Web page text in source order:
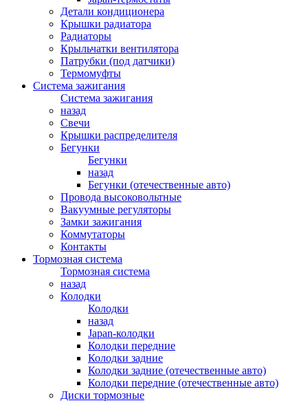
Детали кондиционера
Крышки радиатора
Радиаторы
Крыльчатки вентилятора
Патрубки (под датчики)
Термомуфты
Система зажигания
Система зажигания
назад
Свечи
Крышки распределителя
Бегунки
Бегунки
назад
Бегунки (отечественные авто)
Провода высоковольтные
Вакуумные регуляторы
Замки зажигания
Коммутаторы
Контакты
Тормозная система
Тормозная система
назад
Колодки
Колодки
назад
Japan-колодки
Колодки передние
Колодки задние
Колодки задние (отечественные авто)
Колодки передние (отечественные авто)
Диски тормозные